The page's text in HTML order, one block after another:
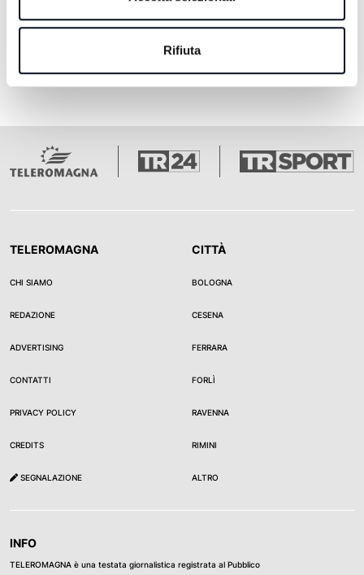
Rifiuta
TELEROMAGNA
CHI SIAMO
REDAZIONE
ADVERTISING
CONTATTI
PRIVACY POLICY
CREDITS
SEGNALAZIONE
CITTÀ
BOLOGNA
CESENA
FERRARA
FORLÌ
RAVENNA
RIMINI
ALTRO
INFO
TELEROMAGNA è una testata giornalistica registrata al Pubblico